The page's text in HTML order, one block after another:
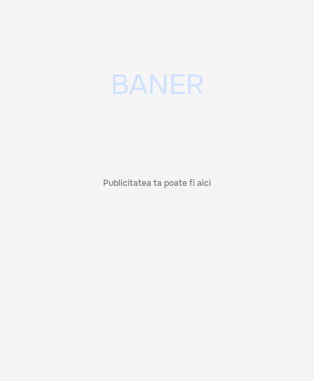
Publicitatea ta poate fi aici